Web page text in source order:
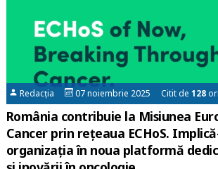
Redacția 07 noiembrie 2025 Citit de128ori
România contribuie la Misiunea
Cancer prin rețeaua ECHoS.
organizația în noua platformă